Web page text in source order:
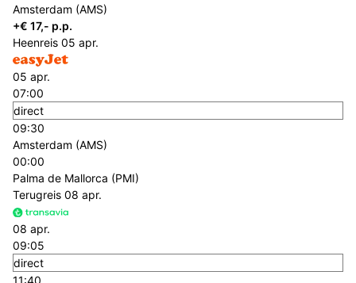
Amsterdam (AMS)
+€ 17,- p.p.
Heenreis 05 apr.
05 apr.
07:00
direct
09:30
Amsterdam (AMS)
00:00
Palma de Mallorca (PMI)
Terugreis 08 apr.
08 apr.
09:05
direct
11:40